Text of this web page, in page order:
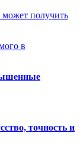
может получить
в
точность и